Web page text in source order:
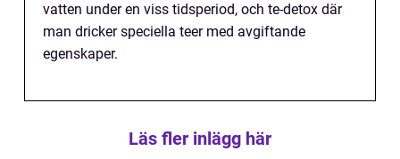
vatten under en viss tidsperiod, och te-detox där
man dricker speciella teer med avgiftande
egenskaper.
Läs fler inlägg här